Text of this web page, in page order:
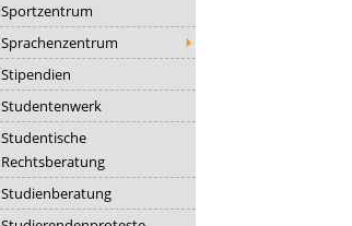
Sportzentrum
Sprachenzentrum
Stipendien
Studentenwerk
Studentische
Rechtsberatung
Studienberatung